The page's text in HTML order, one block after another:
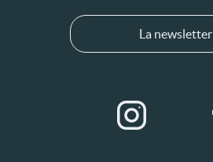
La newsletter